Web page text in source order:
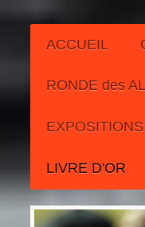
ACCUEIL
RONDE des
EXPOSITIONS
LIVRE D'OR